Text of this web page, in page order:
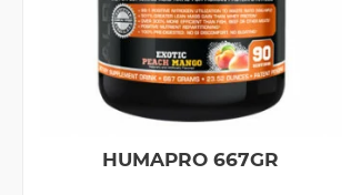
HUMAPRO 667GR